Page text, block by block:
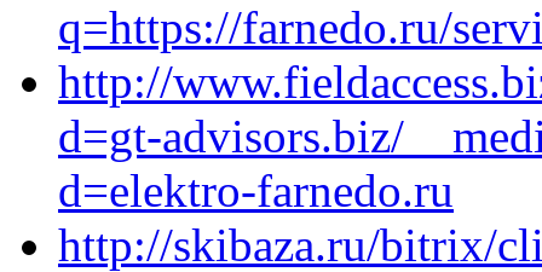
q=https://farnedo.ru/
http://
d=gt-advisors.biz/
d=elektro-farnedo.ru
http://skibaza.ru/bitrix/